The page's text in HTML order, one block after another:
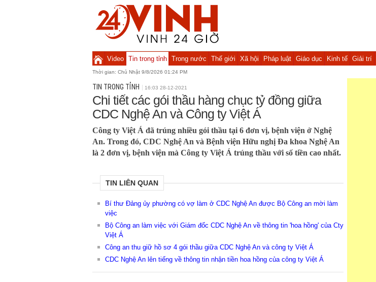
Video Tin trong tỉnh Trong nước Thế giới Xã hội Pháp luật Giáo dục Kinh tế Giải trí
Thời gian: Chủ Nhật 9/8/2026 01:24 PM
TIN TRONG TỈNH 16:03 28-12-2021
Chi tiết các gói thầu hàng chục tỷ đồng giữa
CDC Nghệ An và Công ty Việt Á
Công ty Việt Á đã trúng nhiều gói thầu tại 6 đơn vị, bệnh viện ở Nghệ
An. Trong đó, CDC Nghệ An và Bệnh viện Hữu nghị Đa khoa Nghệ An
là 2 đơn vị, bệnh viện mà Công ty Việt Á trúng thầu với số tiền cao nhất.
TIN LIÊN QUAN
Bí thư Đảng ủy phường có vợ làm ở CDC Nghệ An được Bộ Công an mời làm
việc
Bộ Công an làm việc với Giám đốc CDC Nghệ An về thông tin 'hoa hồng' của Cty
Việt Á
Công an thu giữ hồ sơ 4 gói thầu giữa CDC Nghệ An và công ty Việt Á
CDC Nghệ An lên tiếng về thông tin nhận tiền hoa hồng của công ty Việt Á